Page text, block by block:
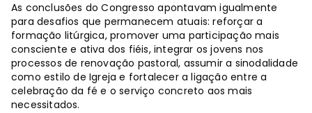
As conclusões do Congresso apontavam igualmente
para desafios que permanecem atuais: reforçar a
formação litúrgica, promover uma participação mais
consciente e ativa dos fiéis, integrar os jovens nos
processos de renovação pastoral, assumir a sinodalidade
como estilo de Igreja e fortalecer a ligação entre a
celebração da fé e o serviço concreto aos mais
necessitados.